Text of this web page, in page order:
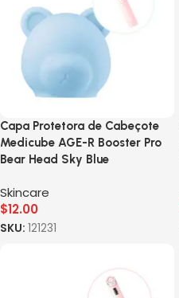
Capa Protetora de Cabeçote
Medicube AGE-R Booster Pro
Bear Head Sky Blue
Skincare
$12.00
SKU: 121231